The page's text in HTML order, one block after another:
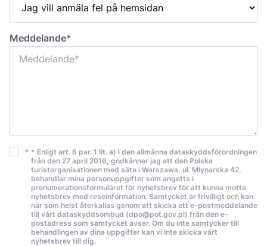
Україна
Meddelande*
* * Enligt art. 6 par. 1 lit. a) i den allmänna dataskyddsförordningen
från den 27 april 2016, godkänner jag att den Polska
turistorganisationen med säte i Warszawa, ul. Młynarska 42,
behandlar mina personuppgifter som angetts i
prenumerationsformuläret för nyhetsbrev för att kunna motta
nyhetsbrev med reseinformation. Samtycket är frivilligt och kan
när som helst återkallas genom att skicka ett e-postmeddelande
till vårt dataskyddsombud (dpo@pot.gov.pl) från den e-
postadress som samtycket avser. Om du inte samtycker till
behandlingen av dina uppgifter kan vi inte skicka vårt
nyhetsbrev till dig.